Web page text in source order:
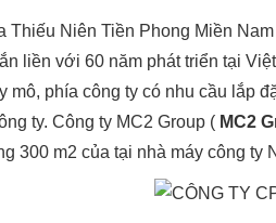
Thiếu Niên Tiền Phong Miền
liền với 60 năm phát triển tại
mô, phía công ty có nhu cầu lắp
ty. Công ty MC2 Group ( MC2
300 m2 của tại nhà máy công ty